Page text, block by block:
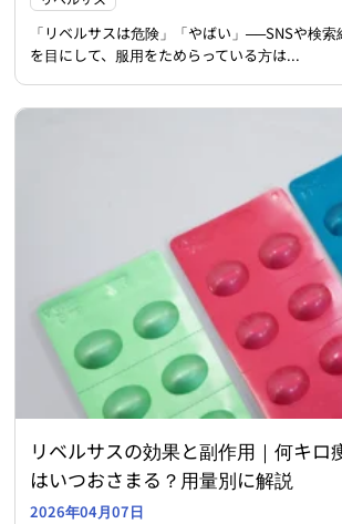
「リベルサスは危険」「やばい」──SNSや検
を目にして、服用をためらっている方は...
リベルサスの効果と副作用｜何キロ
はいつおさまる？用量別に解説
2026年04月07日